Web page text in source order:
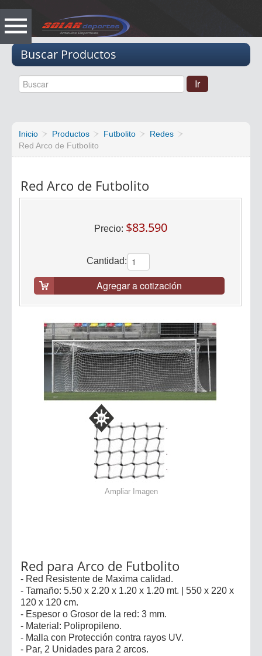
Buscar Productos
Inicio Productos Futbolito
Redes
Red Arco de Futbolito
Red Arco de Futbolito
Precio: $83.590
Cantidad:
Agregar a cotización
Ampliar Imagen
Red para Arco de Futbolito
- Red Resistente de Maxima calidad.
- Tamaño: 5.50 x 2.20 x 1.20 x 1.20 mt. | 550 x 220 x
120 x 120 cm.
- Espesor o Grosor de la red: 3 mm.
- Material: Polipropileno.
- Malla con Protección contra rayos UV.
- Par, 2 Unidades para 2 arcos.